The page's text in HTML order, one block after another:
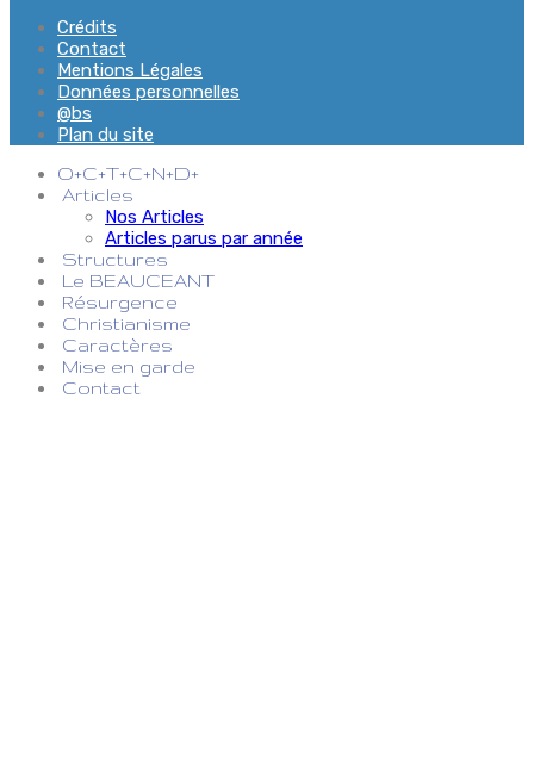
Crédits
Contact
Mentions Légales
Données personnelles
@bs
Plan du site
O+C+T+C+N+D+
Articles
Nos Articles
Articles parus par année
Structures
Le BEAUCEANT
Résurgence
Christianisme
Caractères
Mise en garde
Contact